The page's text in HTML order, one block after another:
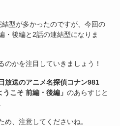
型が多かったのですが、今回の
・後編と2話の連結型になりま
のかを注目していきましょう！
放送のアニメ名探偵コナン981
こそ 前編・後編」 のあらすじと
、注意してくださいね。